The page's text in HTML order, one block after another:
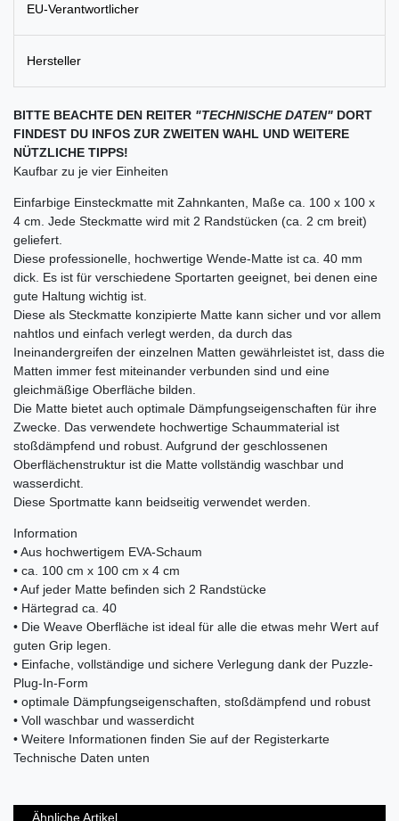
EU-Verantwortlicher
Hersteller
BITTE BEACHTE DEN REITER "TECHNISCHE DATEN" DORT
FINDEST DU INFOS ZUR ZWEITEN WAHL UND WEITERE
NÜTZLICHE TIPPS!
Kaufbar zu je vier Einheiten
Einfarbige Einsteckmatte mit Zahnkanten, Maße ca. 100 x 100 x
4 cm. Jede Steckmatte wird mit 2 Randstücken (ca. 2 cm breit)
geliefert.
Diese professionelle, hochwertige Wende-Matte ist ca. 40 mm
dick. Es ist für verschiedene Sportarten geeignet, bei denen eine
gute Haltung wichtig ist.
Diese als Steckmatte konzipierte Matte kann sicher und vor allem
nahtlos und einfach verlegt werden, da durch das
Ineinandergreifen der einzelnen Matten gewährleistet ist, dass die
Matten immer fest miteinander verbunden sind und eine
gleichmäßige Oberfläche bilden.
Die Matte bietet auch optimale Dämpfungseigenschaften für ihre
Zwecke. Das verwendete hochwertige Schaummaterial ist
stoßdämpfend und robust. Aufgrund der geschlossenen
Oberflächenstruktur ist die Matte vollständig waschbar und
wasserdicht.
Diese Sportmatte kann beidseitig verwendet werden.
Information
• Aus hochwertigem EVA-Schaum
• ca. 100 cm x 100 cm x 4 cm
• Auf jeder Matte befinden sich 2 Randstücke
• Härtegrad ca. 40
• Die Weave Oberfläche ist ideal für alle die etwas mehr Wert auf
guten Grip legen.
• Einfache, vollständige und sichere Verlegung dank der Puzzle-
Plug-In-Form
• optimale Dämpfungseigenschaften, stoßdämpfend und robust
• Voll waschbar und wasserdicht
• Weitere Informationen finden Sie auf der Registerkarte
Technische Daten unten
Ähnliche Artikel